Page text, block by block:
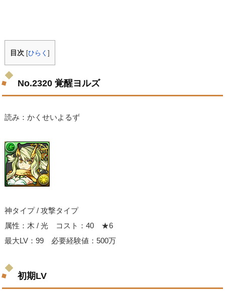
目次 [ひらく]
No.2320 覚醒ヨルズ
読み：かくせいよるず
神タイプ / 攻撃タイプ
属性：木 / 光 コスト：40 ★6
最大LV：99 必要経験値：500万
初期LV